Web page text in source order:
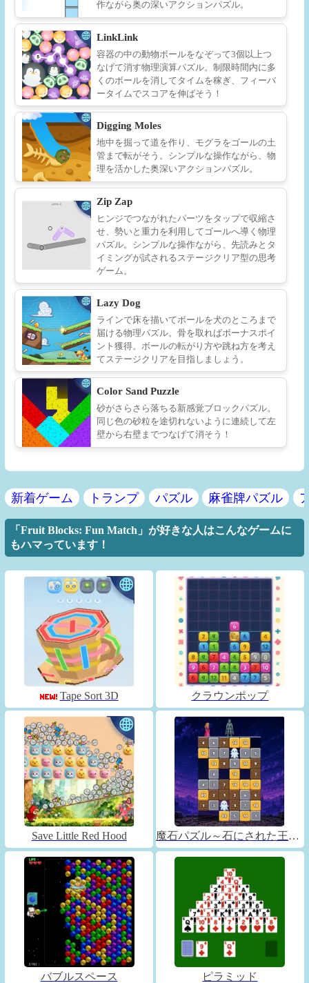
作ながら奥の深いアクションパズル。
LinkLink
容器の中の動物ボールをなぞって3個以上つ
なげて消す物理演算パズル。制限時間内に多
くのボールを消してタイムを稼ぎ、フィーバ
ータイムでスコアを伸ばそう！
Digging Moles
地中を掘って道を作り、モグラをゴールの土
管まで転がそう。シンプルな操作ながら、物
理を活かした奥深いアクションパズル。
Zip Zap
ヒンジでつながれたパーツをタップで収縮さ
せ、勢いと重力を利用してゴールへ導く物理
パズル。シンプルな操作ながら、先読みとタ
イミングが試されるステージクリア型の思考
ゲーム。
Lazy Dog
ラインで床を描いてボールを犬のところまで
届ける物理パズル。骨を取ればボーナスポイ
ント獲得。ボールの転がり方や跳ね方を考え
てステージクリアを目指しましょう。
Color Sand Puzzle
砂がさらさら落ちる新感覚ブロックパズル。
同じ色の砂粒を途切れないように連続して左
壁から右壁までつなげて消そう！
新着ゲーム トランプ パズル 麻雀牌パズル
「Fruit Blocks: Fun Match」が好きな人はこんなゲームに
もハマっています！
Tape Sort 3D クラウンポップ
Save Little Red Hood 魔石パズル～石にされた王子～
バブルスペース ピラミッド